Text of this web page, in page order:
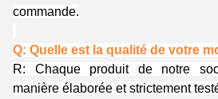
commande.
Q: Quelle est la qualité de votre
R: Chaque produit de notre
manière élaborée et strictement